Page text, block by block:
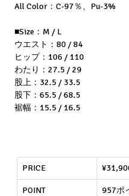
All Color：C-97％、Pu-3%
■Size：M / L
ウエスト：80 / 84
ヒップ：106 / 110
わたり：27.5 / 29
股上：32.5 / 33.5
股下：65.5 / 68.5
裾幅：15.5 / 16.5
PRICE
POINT 957ポ